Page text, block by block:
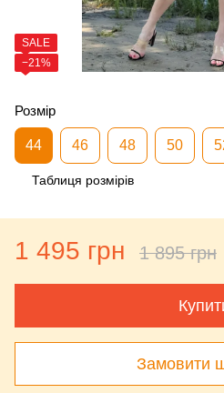
SALE
−21%
Розмір
44 46 48 50
Таблиця розмірів
1 495 грн 1 895 грн
Замовити